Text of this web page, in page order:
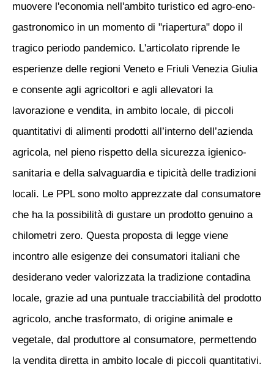
muovere l'economia nell'ambito turistico ed agro-eno-
gastronomico in un momento di "riapertura" dopo il
tragico periodo pandemico. L'articolato riprende le
esperienze delle regioni Veneto e Friuli Venezia Giulia
e consente agli agricoltori e agli allevatori la
lavorazione e vendita, in ambito locale, di piccoli
quantitativi di alimenti prodotti all’interno dell’azienda
agricola, nel pieno rispetto della sicurezza igienico-
sanitaria e della salvaguardia e tipicità delle tradizioni
locali. Le PPL sono molto apprezzate dal consumatore
che ha la possibilità di gustare un prodotto genuino a
chilometri zero. Questa proposta di legge viene
incontro alle esigenze dei consumatori italiani che
desiderano veder valorizzata la tradizione contadina
locale, grazie ad una puntuale tracciabilità del prodotto
agricolo, anche trasformato, di origine animale e
vegetale, dal produttore al consumatore, permettendo
la vendita diretta in ambito locale di piccoli quantitativi.